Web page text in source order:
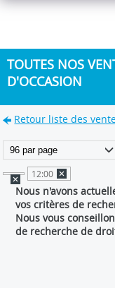
TOUTES NOS
D'OCCASION
Retour liste des
12:00
Nous n'avons
vos critères de
Nous vous
de recherche de